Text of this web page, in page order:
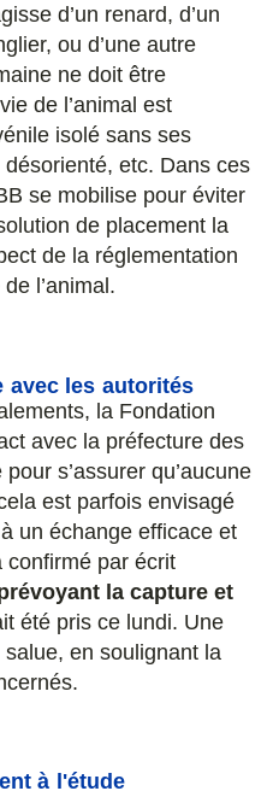
d’un renard, d’un
ou d’une autre
ne doit être
de l’animal est
isolé sans ses
etc. Dans ces
se mobilise pour éviter
de placement la
de la réglementation
l’animal.
avec les autorités
la Fondation
avec la préfecture des
s’assurer qu’aucune
est parfois envisagé
un échange efficace et
confirmé par écrit
la capture et
été pris ce lundi. Une
en soulignant la
à l'étude